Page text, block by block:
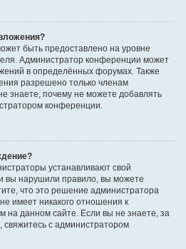
быть предоставлено на уровне
Администратор конференции может
в определённых форумах. Также
разрешено только членам
знаете, почему не можете добавлять
конференции.
устанавливают свой
вы нарушили правило, вы можете
что это решение администратора
имеет никакого отношения к
данном сайте. Если вы не знаете, за
с администратором